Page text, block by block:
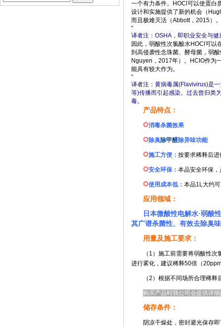
一个有力条件。HOCl可以使蛋白
设计和实施提供了新的机会（
而且极难灭活（Abbott，2015）。
“
译者注：OSHA，即职业安全与健
因此，弱酸性次氯酸水HOCl可以
到高侵袭性念珠菌、酵母菌，弱
Nguyen，2017年）。HClO作为
能具有较大作为。
“
译者注：黄病毒属(Flavivirus)是
等)传播而引起感染。过去曾归类
毒。
产品特点：
消毒杀菌效果
除臭除甲醛除异味功能
施工方便： 按要求稀释后
安全环保： 本品安全环保
使用成本低： 本品1L大约
应用领域：
日本微酸性电解水·弱酸
其广谱杀菌性、有效去除臭
用量及施工要求：
（1）施工前需要将弱酸性
进行雾化，建议稀释50倍（
（2）根据不同场所合理稀
购买产品时我公司会提供详
储存条件：
阴凉干燥处，密封避光保存
索：